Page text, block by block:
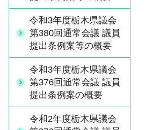
令和3年度栃木県議会
第380回通常会議 議員
提出条例案等の概要
令和3年度栃木県議会
第376回通常会議 議員
提出条例案の概要
令和2年度栃木県議会